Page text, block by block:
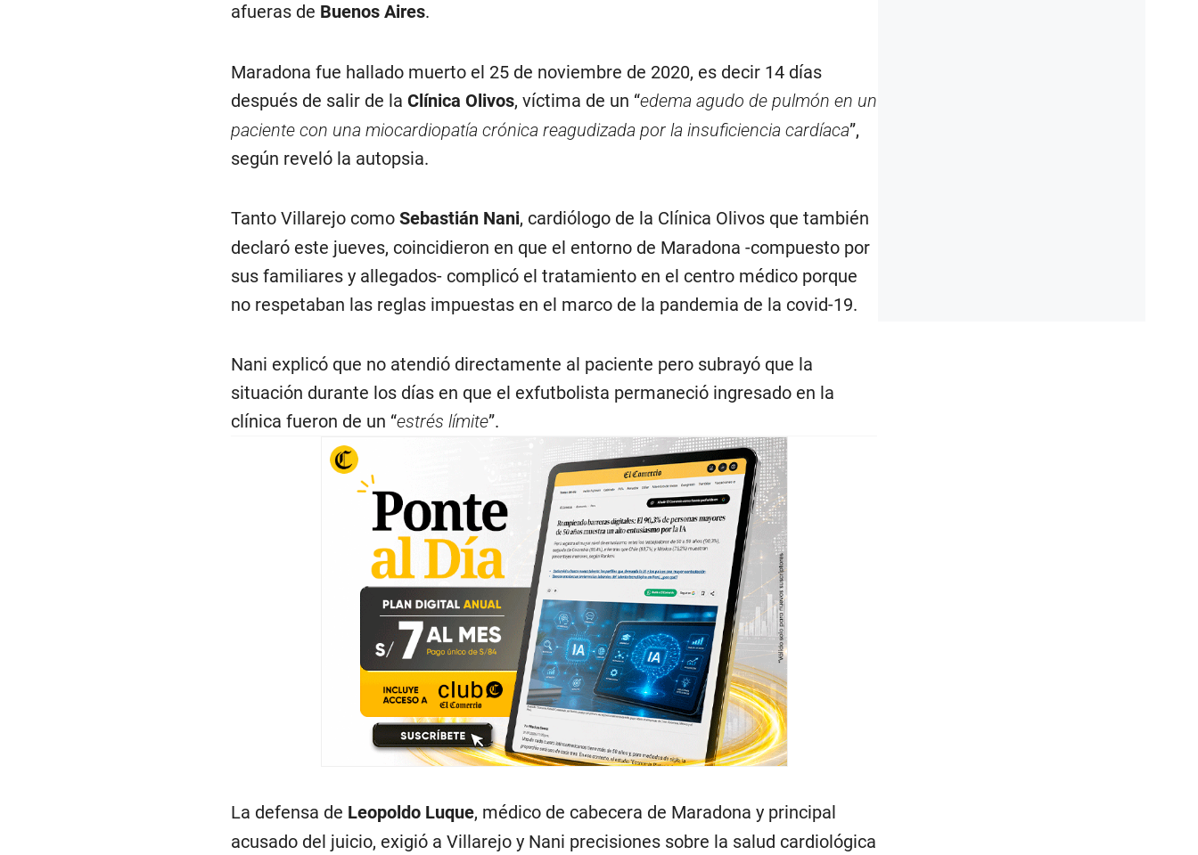
afueras de Buenos Aires.
Maradona fue hallado muerto el 25 de noviembre de 2020, es decir 14 días
después de salir de la Clínica Olivos, víctima de un “edema agudo de pulmón en un
paciente con una miocardiopatía crónica reagudizada por la insuficiencia cardíaca”,
según reveló la autopsia.
Tanto Villarejo como Sebastián Nani, cardiólogo de la Clínica Olivos que también
declaró este jueves, coincidieron en que el entorno de Maradona -compuesto por
sus familiares y allegados- complicó el tratamiento en el centro médico porque
no respetaban las reglas impuestas en el marco de la pandemia de la covid-19.
Nani explicó que no atendió directamente al paciente pero subrayó que la
situación durante los días en que el exfutbolista permaneció ingresado en la
clínica fueron de un “estrés límite”.
La defensa de Leopoldo Luque, médico de cabecera de Maradona y principal
acusado del juicio, exigió a Villarejo y Nani precisiones sobre la salud cardiológica